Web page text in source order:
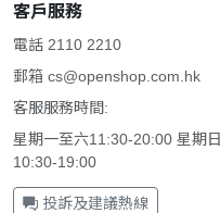
客戶服務
電話 2110 2210
郵箱 cs@openshop.com.hk
客服服務時間:
星期一至六11:30-20:00 星期日
10:30-19:00
投訴及建議熱線